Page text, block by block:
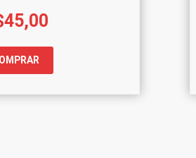
45,00